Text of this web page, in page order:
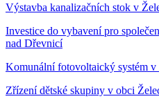
Výstavba kanalizačních stok v
Investice do vybavení pro
nad Dřevnicí
Komunální fotovoltaický systém
Zřízení dětské skupiny v obci